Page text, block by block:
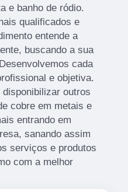
e banho de ródio.
qualificados e
entende a
buscando a sua
cada
e objetiva.
outros
cobre em metais e
entrando em
sanando assim
serviços e produtos
com a melhor